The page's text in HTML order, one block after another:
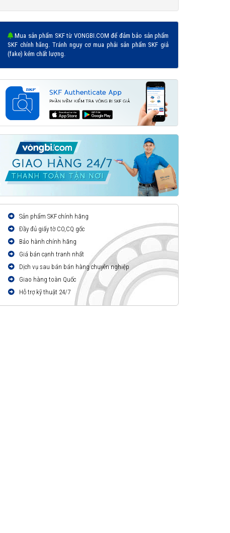
Mua sản phẩm SKF từ VONGBI.COM để đảm bảo sản phẩm
SKF chính hãng. Tránh nguy cơ mua phải sản phẩm SKF giả
(fake) kém chất lượng.
Sản phẩm SKF chính hãng
Đầy đủ giấy tờ CO,CQ gốc
Bảo hành chính hãng
Giá bán cạnh tranh nhất
Dịch vụ sau bán bán hàng chuyên nghiệp
Giao hàng toàn Quốc
Hỗ trợ kỹ thuật 24/7